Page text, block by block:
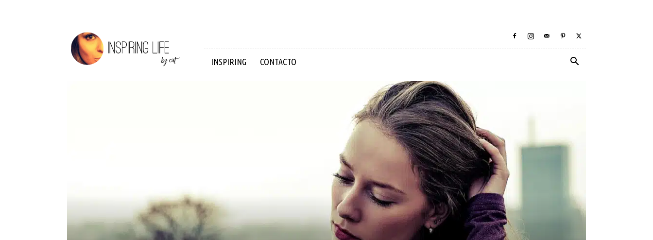
Inspiring
Life
INSPIRING CONTACTO